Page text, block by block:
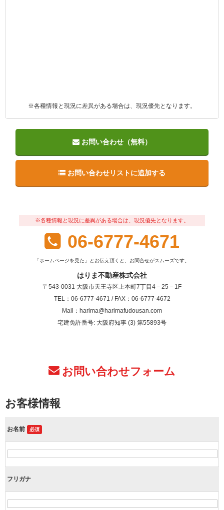
※各種情報と現況に差異がある場合は、現況優先となります。
お問い合わせ（無料）
お問い合わせリストに追加する
※各種情報と現況に差異がある場合は、現況優先となります。
06-6777-4671
「ホームページを見た」とお伝え頂くと、お問合せがスムーズです。
はりま不動産株式会社
〒543-0031 大阪市天王寺区上本町7丁目4－25－1F
TEL：06-6777-4671 / FAX：06-6777-4672
Mail：harima@harimafudousan.com
宅建免許番号: 大阪府知事 (3) 第55893号
お問い合わせフォーム
お客様情報
お名前 必須
フリガナ